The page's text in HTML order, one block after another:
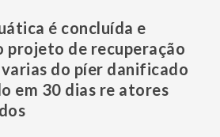
é concluída e
projeto de recuperação
do píer danificado
em 30 dias re atores